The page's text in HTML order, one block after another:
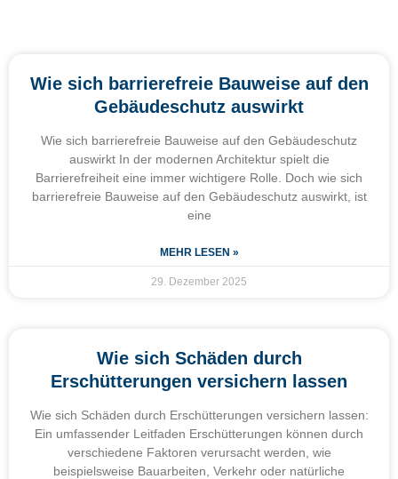
Wie sich barrierefreie Bauweise auf den
Gebäudeschutz auswirkt
Wie sich barrierefreie Bauweise auf den Gebäudeschutz
auswirkt In der modernen Architektur spielt die
Barrierefreiheit eine immer wichtigere Rolle. Doch wie sich
barrierefreie Bauweise auf den Gebäudeschutz auswirkt, ist
eine
MEHR LESEN »
29. Dezember 2025
Wie sich Schäden durch
Erschütterungen versichern lassen
Wie sich Schäden durch Erschütterungen versichern lassen:
Ein umfassender Leitfaden Erschütterungen können durch
verschiedene Faktoren verursacht werden, wie
beispielsweise Bauarbeiten, Verkehr oder natürliche